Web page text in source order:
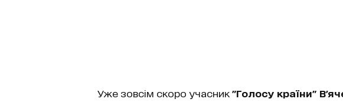
Уже зовсім скоро учасник "Голосу країни"